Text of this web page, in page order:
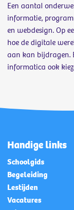
Een aantal
informatie,
en webdesign. Op
hoe de digitale
aan kan bijdragen.
informatica ook
Handige links
Schoolgids
Begeleiding
Lestijden
Vacatures